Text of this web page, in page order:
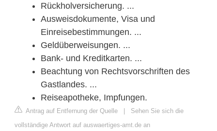
Rückholversicherung. ...
Ausweisdokumente, Visa und
Einreisebestimmungen. ...
Geldüberweisungen. ...
Bank- und Kreditkarten. ...
Beachtung von Rechtsvorschriften des
Gastlandes. ...
Reiseapotheke, Impfungen.
Antrag auf Entfernung der Quelle | Sehen Sie sich die
vollständige Antwort auf auswaertiges-amt.de an